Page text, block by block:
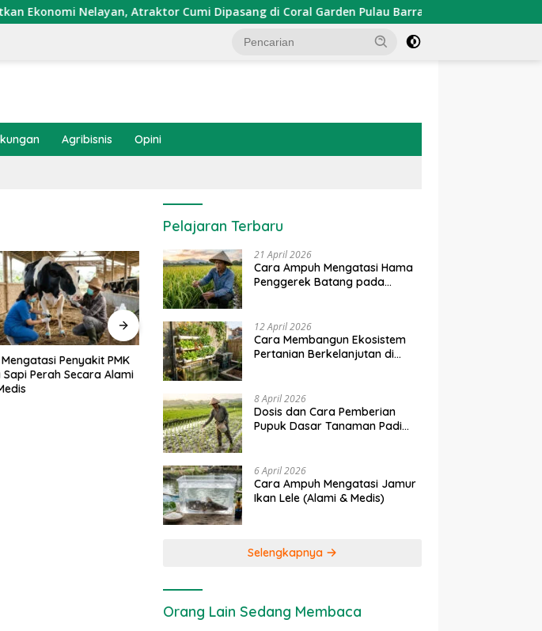
Nelayan, Atraktor Cumi Dipasang di Coral Garden Pulau Barrang Caddi
Agribisnis Opini
dan Cara Pemupukan
Padi pada Fase
Aktif yang Tepat
Penerapan IoT dalam
Pertanian Modern di Indonesia
Ekonomi Sumber Daya Lahan:
Pelajaran Terbaru
21 April 2026
Cara Ampuh Mengatasi Hama
Penggerek Batang pada
12 April 2026
Cara Membangun Ekosistem
Pertanian Berkelanjutan di
8 April 2026
Dosis dan Cara Pemberian
Pupuk Dasar Tanaman Padi
6 April 2026
Cara Ampuh Mengatasi Jamur
Ikan Lele (Alami & Medis)
Selengkapnya
Orang Lain Sedang Membaca